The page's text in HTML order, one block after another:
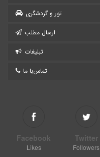
تور و گردشگری
ارسال مطلب
تبلیغات
تماس‌با ما
Facebook
Likes
Twitter
Followers